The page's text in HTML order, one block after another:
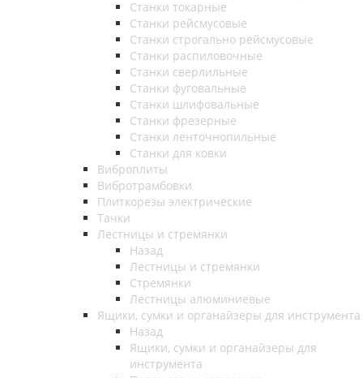
Станки токарные
Станки рейсмусовые
Станки строгально рейсмусовые
Станки распиловочные
Станки сверлильные
Станки фуговальные
Станки шлифовальные
Станки фрезерные
Станки ленточнопильные
Станки для ковки
Виброплиты
Вибротрамбовки
Плиткорезы электрические
Тачки
Лестницы и стремянки
Назад
Лестницы и стремянки
Стремянки
Лестницы алюминиевые
Ящики, сумки и органайзеры для инструмента
Назад
Ящики, сумки и органайзеры для
инструмента